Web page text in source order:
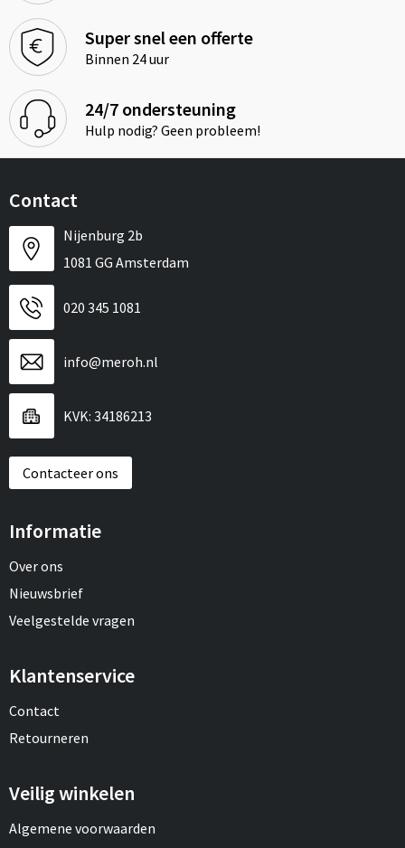
Super snel een offerte
Binnen 24 uur
24/7 ondersteuning
Hulp nodig? Geen probleem!
Contact
Nijenburg 2b
1081 GG Amsterdam
020 345 1081
info@meroh.nl
KVK: 34186213
Contacteer ons
Informatie
Over ons
Nieuwsbrief
Veelgestelde vragen
Klantenservice
Contact
Retourneren
Veilig winkelen
Algemene voorwaarden